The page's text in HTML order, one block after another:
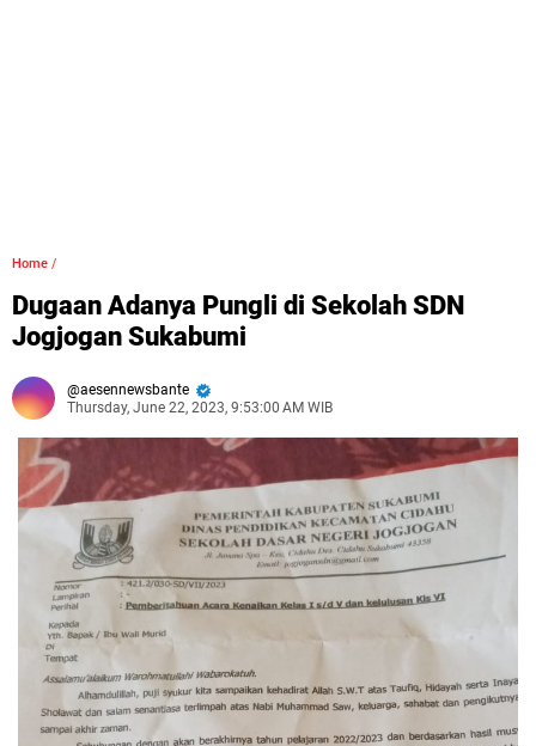
Home /
Dugaan Adanya Pungli di Sekolah SDN
Jogjogan Sukabumi
aesennewsbante
Thursday, June 22, 2023, 9:53:00 AM WIB